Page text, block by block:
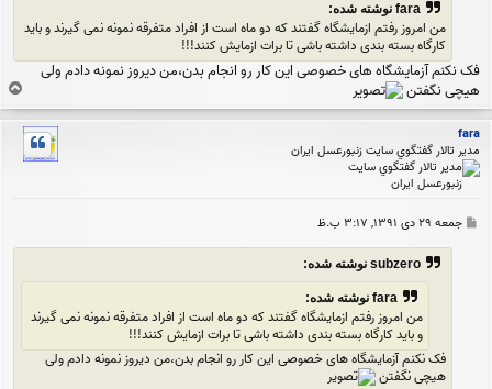
fara نوشته شده:
من امروز رفتم ازمایشگاه گفتند که دو ماه است از افراد متفرقه نمونه نمی گیرند و باید
کارگاه بسته بندی داشته باشی تا برات ازمایش کنند!!!
فک نکنم آزمایشگاه های خصوصی این کار رو انجام بدن،من دیروز نمونه دادم ولی
هیچی نگفتن
ا
ل
fara
مدير تالار گفتگوي سايت زنبورعسل ايران
پ جمعه ۲۹ دی ۱۳۹۱, ۳:۱۷ ب.ظ
subzero نوشته شده:
fara نوشته شده:
من امروز رفتم ازمایشگاه گفتند که دو ماه است از افراد متفرقه نمونه نمی گیرند
و باید کارگاه بسته بندی داشته باشی تا برات ازمایش کنند!!!
فک نکنم آزمایشگاه های خصوصی این کار رو انجام بدن،من دیروز نمونه دادم ولی
هیچی نگفتن